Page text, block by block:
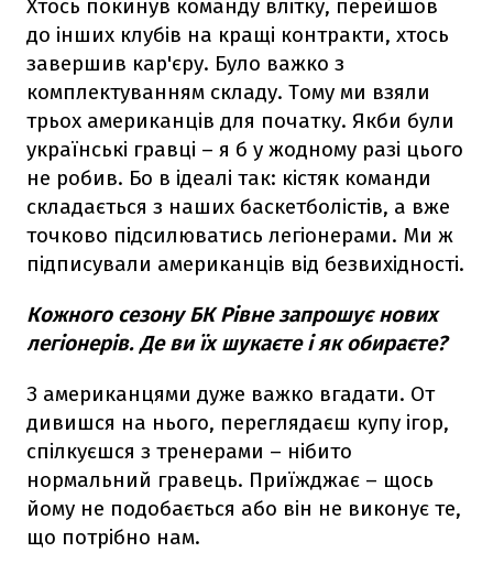
Хтось покинув команду влітку, перейшов
до інших клубів на кращі контракти, хтось
завершив кар'єру. Було важко з
комплектуванням складу. Тому ми взяли
трьох американців для початку. Якби були
українські гравці – я б у жодному разі цього
не робив. Бо в ідеалі так: кістяк команди
складається з наших баскетболістів, а вже
точково підсилюватись легіонерами. Ми ж
підписували американців від безвихідності.
Кожного сезону БК Рівне запрошує нових
легіонерів. Де ви їх шукаєте і як обираєте?
З американцями дуже важко вгадати. От
дивишся на нього, переглядаєш купу ігор,
спілкуєшся з тренерами – нібито
нормальний гравець. Приїжджає – щось
йому не подобається або він не виконує те,
що потрібно нам.